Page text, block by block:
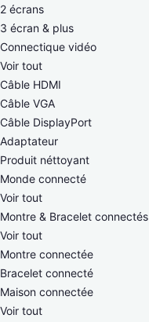
2 écrans
3 écran & plus
Connectique vidéo
Voir tout
Câble HDMI
Câble VGA
Câble DisplayPort
Adaptateur
Produit néttoyant
Monde connecté
Voir tout
Montre & Bracelet connectés
Voir tout
Montre connectée
Bracelet connecté
Maison connectée
Voir tout